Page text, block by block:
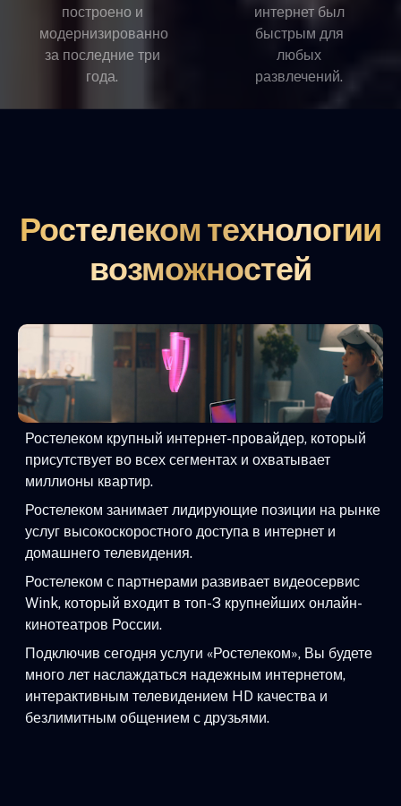
построено и
модернизированно
за последние три
года.
интернет был
быстрым для
любых
развлечений.
Ростелеком технологии
возможностей
Ростелеком крупный интернет-провайдер, который
присутствует во всех сегментах и охватывает
миллионы квартир.
Ростелеком занимает лидирующие позиции на рынке
услуг высокоскоростного доступа в интернет и
домашнего телевидения.
Ростелеком с партнерами развивает видеосервис
Wink, который входит в топ-3 крупнейших онлайн-
кинотеатров России.
Подключив сегодня услуги «Ростелеком», Вы будете
много лет наслаждаться надежным интернетом,
интерактивным телевидением HD качества и
безлимитным общением с друзьями.